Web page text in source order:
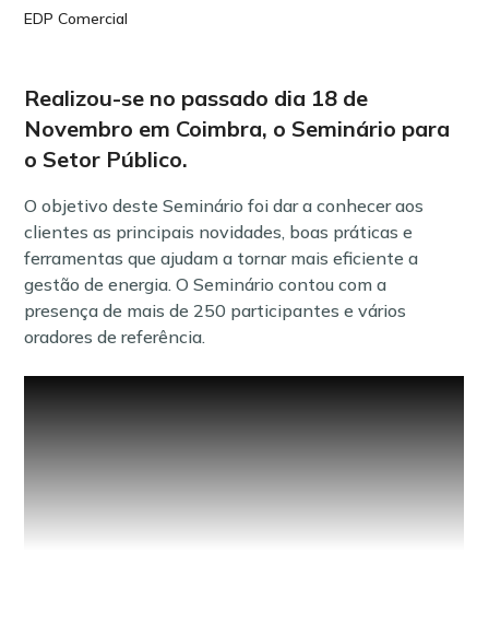
EDP Comercial
Realizou-se no passado dia 18 de
Novembro em Coimbra, o Seminário para
o Setor Público.
O objetivo deste Seminário foi dar a conhecer aos
clientes as principais novidades, boas práticas e
ferramentas que ajudam a tornar mais eficiente a
gestão de energia. O Seminário contou com a
presença de mais de 250 participantes e vários
oradores de referência.